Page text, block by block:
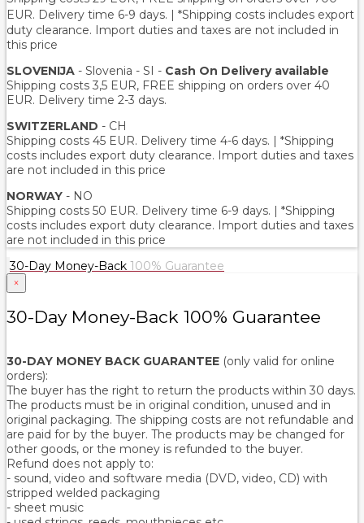
EUR. Delivery time 6-9 days. | *Shipping costs includes export
duty clearance. Import duties and taxes are not included in
this price
SLOVENIJA - Slovenia - SI - Cash On Delivery available
Shipping costs 3,5 EUR, FREE shipping on orders over 40
EUR. Delivery time 2-3 days.
SWITZERLAND - CH
Shipping costs 45 EUR. Delivery time 4-6 days. | *Shipping
costs includes export duty clearance. Import duties and taxes
are not included in this price
NORWAY - NO
Shipping costs 50 EUR. Delivery time 6-9 days. | *Shipping
costs includes export duty clearance. Import duties and taxes
are not included in this price
30-Day Money-Back 100% Guarantee
×
30-Day Money-Back 100% Guarantee
30-DAY MONEY BACK GUARANTEE (only valid for online
orders):
The buyer has the right to return the products within 30 days.
The products must be in original condition, unused and in
original packaging. The shipping costs are not refundable and
are paid for by the buyer. The products may be changed for
other goods, or the money is refunded to the buyer.
Refund does not apply to:
- sound, video and software media (DVD, video, CD) with
stripped welded packaging
- sheet music